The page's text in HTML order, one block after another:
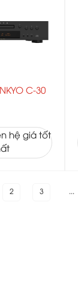
C-30
hệ giá tốt
2 3 ...